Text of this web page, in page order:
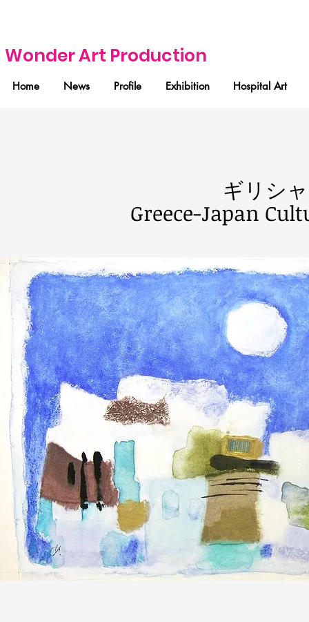
Wonder Art Production
Home News Profile Exhibition Hospital Art
Greece-Japan
ギリシ